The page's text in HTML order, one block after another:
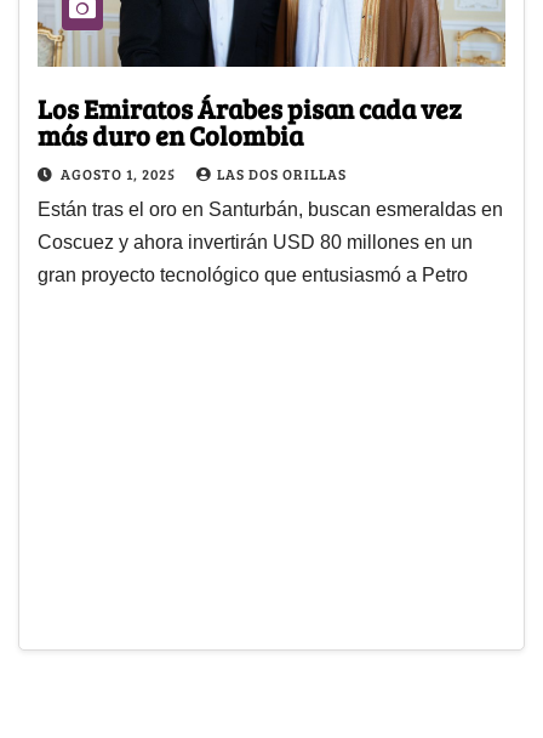
Los Emiratos Árabes pisan cada vez
más duro en Colombia
AGOSTO 1, 2025 LAS DOS ORILLAS
Están tras el oro en Santurbán, buscan esmeraldas en
Coscuez y ahora invertirán USD 80 millones en un
gran proyecto tecnológico que entusiasmó a Petro